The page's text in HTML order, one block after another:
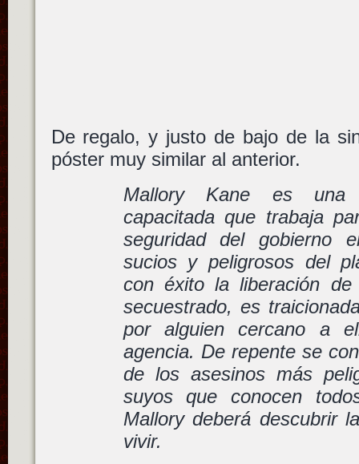
De regalo, y justo de bajo de la
póster muy similar al anterior.
Mallory Kane es una
capacitada que trabaja
seguridad del gobierno
sucios y peligrosos del
con éxito la liberación
secuestrado, es
por alguien cercano a
agencia. De repente se
de los asesinos más
suyos que conocen
Mallory deberá descubrir
vivir.